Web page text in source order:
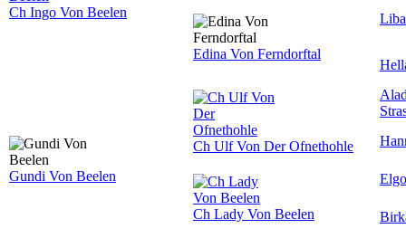
Ch Ingo Von Beelen
Edina Von Ferndorftal
Gundi Von Beelen
Ch Ulf Von Der Ofnethohle
Ch Lady Von Beelen